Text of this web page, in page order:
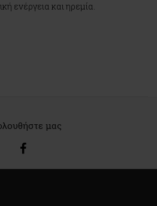
ενέργεια και ηρεμία.
μας